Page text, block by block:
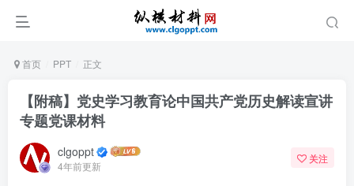
首页 PPT 正文
【附稿】党史学习教育论中国共产党历史解读宣讲
专题党课材料
clgoppt
4年前更新
关注